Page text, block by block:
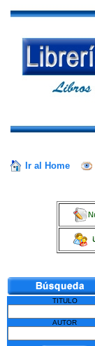
Ir al Home
TITULO
AUTOR